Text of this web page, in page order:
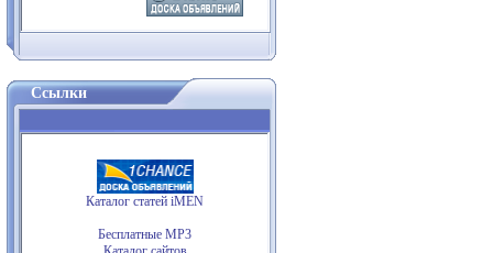
Ссылки
Каталог статей iMEN
Бесплатные MP3